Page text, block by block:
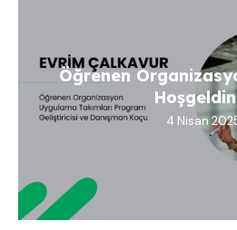
Öğrenen
4 Nisan